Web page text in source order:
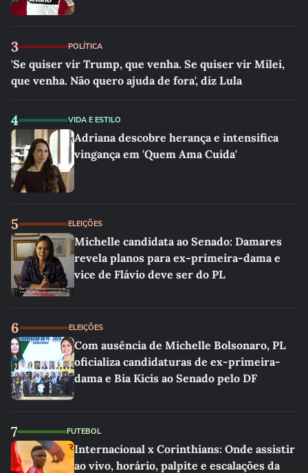
3 POLÍTICA
'Se quiser vir Trump, que venha. Se quiser vir Milei,
que venha. Não quero ajuda de fora', diz Lula
4 VIDA E ESTILO
Adriana descobre herança e intensifica
vingança em 'Quem Ama Cuida'
5 ELEIÇÕES
Michelle candidata ao Senado: Damares
revela planos para ex-primeira-dama e
vice de Flávio deve ser do PL
6 ELEIÇÕES
Com ausência de Michelle Bolsonaro, PL
oficializa candidaturas de ex-primeira-
dama e Bia Kicis ao Senado pelo DF
7 FUTEBOL
Internacional x Corinthians: Onde assistir
ao vivo, horário, palpite e escalações da